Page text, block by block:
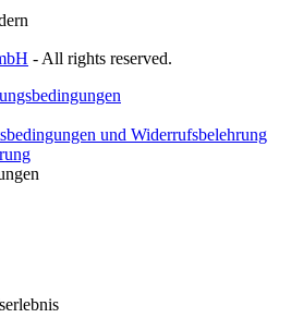
- All rights reserved.
und Widerrufsbelehrung